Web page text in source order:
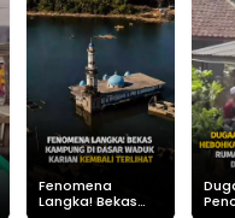
Fenomena
Langka! Bekas